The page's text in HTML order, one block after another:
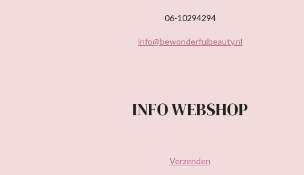
06-10294294
info@bewonderfulbeauty.nl
INFO WEBSHOP
Verzenden